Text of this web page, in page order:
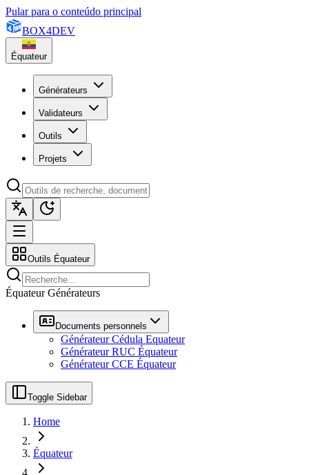
Pular para o conteúdo principal
BOX4DEV
Équateur
Générateurs
Validateurs
Outils
Projets
Outils Équateur
Équateur Générateurs
Documents personnels
Générateur Cédula Equateur
Générateur RUC Équateur
Générateur CCE Équateur
Toggle Sidebar
Home
Équateur